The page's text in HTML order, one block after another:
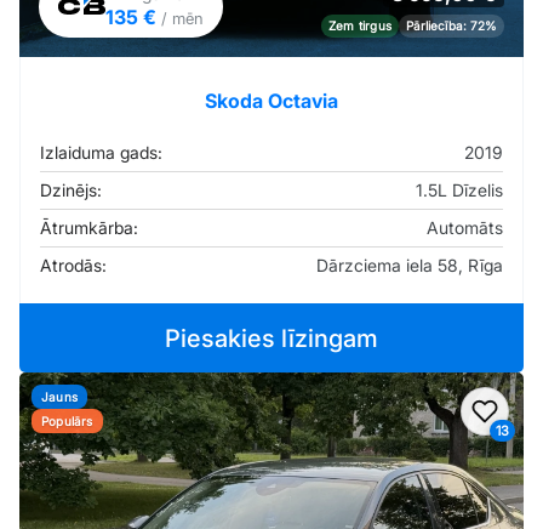
135 € / mēn Zem tirgus Pārliecība: 72%
Skoda Octavia
Izlaiduma gads:
2019
Dzinējs:
1.5L Dīzelis
Ātrumkārba:
Automāts
Atrodās:
Dārzciema iela 58, Rīga
Piesakies līzingam
13
Jauns
Populārs